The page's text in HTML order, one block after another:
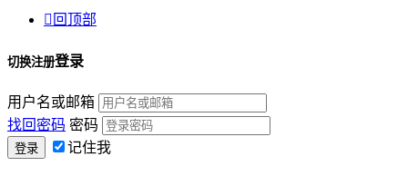
 回顶部
切换注册登录
用户名或邮箱
找回密码 密码
记住我